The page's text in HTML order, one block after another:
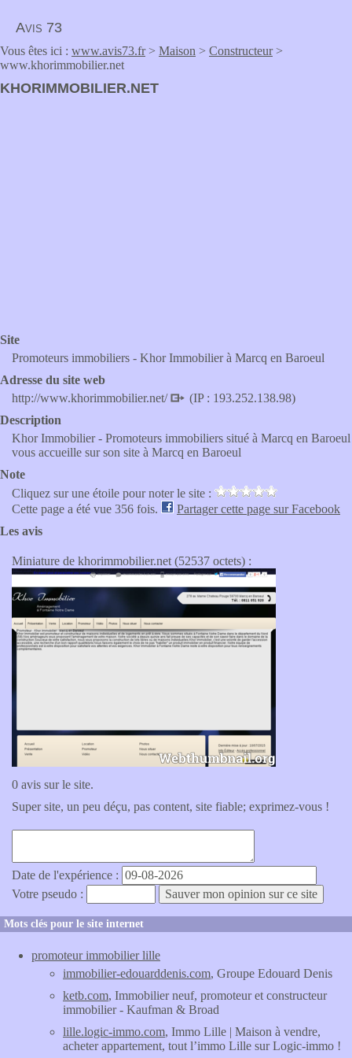
Avis 73
Vous êtes ici : www.avis73.fr> Maison > Constructeur>
www.khorimmobilier.net
KHORIMMOBILIER.NET
Site
Promoteurs immobiliers - Khor Immobilier à Marcq en Baroeul
Adresse du site web
http://www.khorimmobilier.net/
(IP : 193.252.138.98)
Description
Khor Immobilier - Promoteurs immobiliers situé à Marcq en Baroeul
vous accueille sur son site à Marcq en Baroeul
Note
Cliquez sur une étoile pour noter le site :
Cette page a été vue 356 fois.
Partager cette page sur Facebook
Les avis
Miniature de khorimmobilier.net (52537 octets) :
0 avis sur le site.
Super site, un peu déçu, pas content, site fiable; exprimez-vous !
Date de l'expérience :
Votre pseudo :
Mots clés pour le site internet
promoteur immobilier lille
immobilier-edouarddenis.com, Groupe Edouard Denis
ketb.com, Immobilier neuf, promoteur et constructeur
immobilier - Kaufman & Broad
lille.logic-immo.com, Immo Lille | Maison à vendre,
acheter appartement, tout l’immo Lille sur Logic-immo !